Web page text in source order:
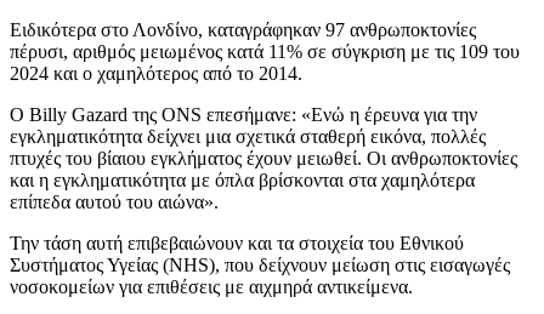
Ειδικότερα στο Λονδίνο, καταγράφηκαν 97 ανθρωποκτονίες
πέρυσι, αριθμός μειωμένος κατά 11% σε σύγκριση με τις 109 του
2024 και ο χαμηλότερος από το 2014.
Ο Billy Gazard της ONS επεσήμανε: «Ενώ η έρευνα για την
εγκληματικότητα δείχνει μια σχετικά σταθερή εικόνα, πολλές
πτυχές του βίαιου εγκλήματος έχουν μειωθεί. Οι ανθρωποκτονίες
και η εγκληματικότητα με όπλα βρίσκονται στα χαμηλότερα
επίπεδα αυτού του αιώνα».
Την τάση αυτή επιβεβαιώνουν και τα στοιχεία του Εθνικού
Συστήματος Υγείας (NHS), που δείχνουν μείωση στις εισαγωγές
νοσοκομείων για επιθέσεις με αιχμηρά αντικείμενα.